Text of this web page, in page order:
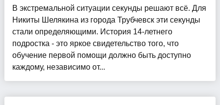
В экстремальной ситуации секунды решают всё. Для
Никиты Шелякина из города Трубчевск эти секунды
стали определяющими. История 14-летнего
подростка - это яркое свидетельство того, что
обучение первой помощи должно быть доступно
каждому, независимо от...